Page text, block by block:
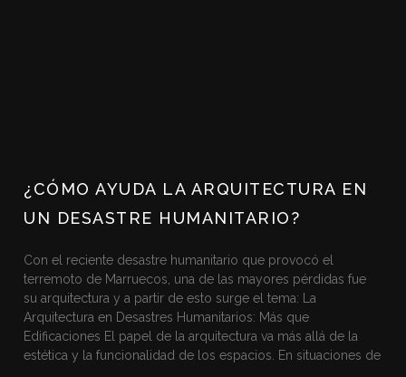
¿CÓMO AYUDA LA ARQUITECTURA EN
UN DESASTRE HUMANITARIO?
Con el reciente desastre humanitario que provocó el
terremoto de Marruecos, una de las mayores pérdidas fue
su arquitectura y a partir de esto surge el tema: La
Arquitectura en Desastres Humanitarios: Más que
Edificaciones El papel de la arquitectura va más allá de la
estética y la funcionalidad de los espacios. En situaciones de